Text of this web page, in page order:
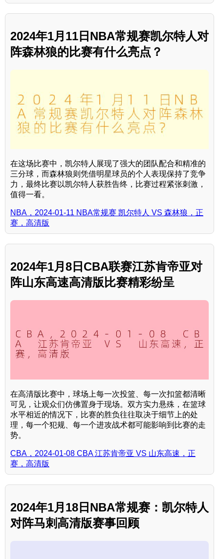
2024年1月11日NBA常规赛凯尔特人对
阵森林狼的比赛有什么亮点？
在这场比赛中，凯尔特人展现了强大的团队配合和精准的
三分球，而森林狼则凭借明星球员的个人表现保持了竞争
力，最终比赛以凯尔特人获胜告终，比赛过程紧张刺激，
值得一看。
NBA，2024-01-11 NBA常规赛 凯尔特人 VS 森林狼，正
赛，高清版
2024年1月8日CBA联赛江苏肯帝亚对
阵山东高速高清版比赛精彩纷呈
在高清版比赛中，球场上每一次投篮、每一次扣篮都清晰
可见，让观众们仿佛置身于现场。双方实力悬殊，在篮球
水平相近的情况下，比赛的胜负往往取决于细节上的处
理，每一个犯规、每一个进攻战术都可能影响到比赛的走
势。
CBA，2024-01-08 CBA 江苏肯帝亚 VS 山东高速，正
赛，高清版
2024年1月18日NBA常规赛：凯尔特人
对阵马刺高清版赛事回顾